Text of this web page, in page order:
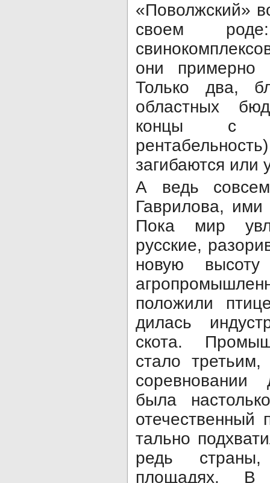
«Поволжский»
своем
они
Только два,
облас­тных
концы с
загибаются или
А ведь
Гаврилова,
Пока мир
русские,
новую
положили
дилась
скота.
стало
была
тально
редь
площадях. В